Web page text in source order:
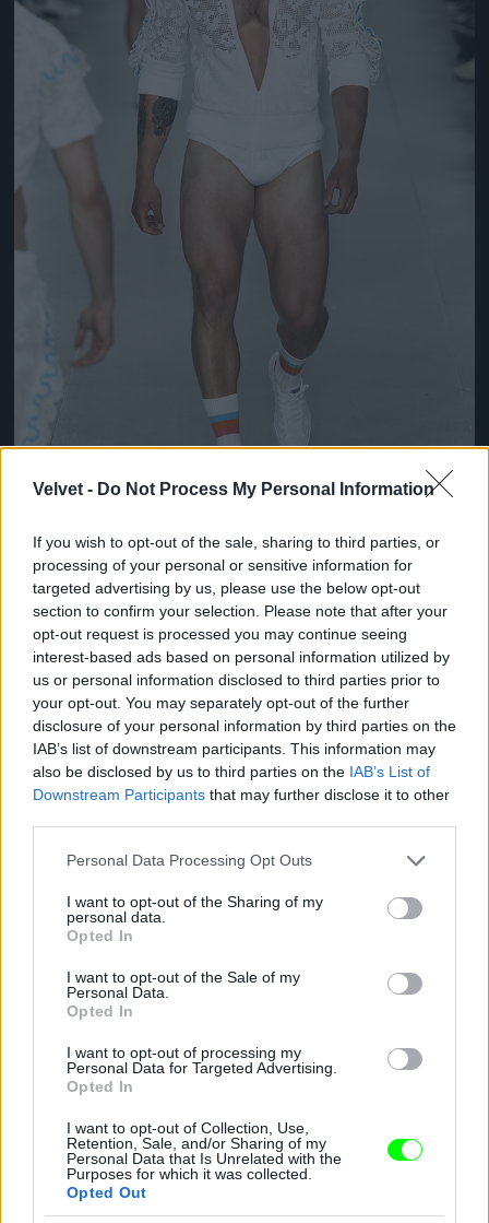
Velvet - Do Not Process My Personal Information
If you wish to opt-out of the sale, sharing to third parties, or
processing of your personal or sensitive information for
targeted advertising by us, please use the below opt-out
section to confirm your selection. Please note that after your
opt-out request is processed you may continue seeing
interest-based ads based on personal information utilized by
us or personal information disclosed to third parties prior to
your opt-out. You may separately opt-out of the further
disclosure of your personal information by third parties on the
IAB’s list of downstream participants. This information may
also be disclosed by us to third parties on the IAB’s List of
Downstream Participants that may further disclose it to other
Please note that this website/app uses one or more Google
not limited to your visit or usage behaviour. You may click to
grant or deny consent to Google and its third-party tags to
use your data for below specified purposes in below Google
consent section.
Personal Data Processing Opt Outs
I want to opt-out of the Sharing of my
personal data.
Opted In
I want to opt-out of the Sale of my
Personal Data.
Opted In
I want to opt-out of processing my
Personal Data for Targeted Advertising.
Opted In
I want to opt-out of Collection, Use,
Retention, Sale, and/or Sharing of my
Personal Data that Is Unrelated with the
Purposes for which it was collected.
Opted Out
Ez lesz a menő a következő nyári szezonban a
londoni divathét szerint
Fotó: Victor VIRGILE / Europress / Getty
Jön még kép!